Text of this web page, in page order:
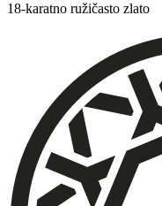
18-karatno ružičasto zlato